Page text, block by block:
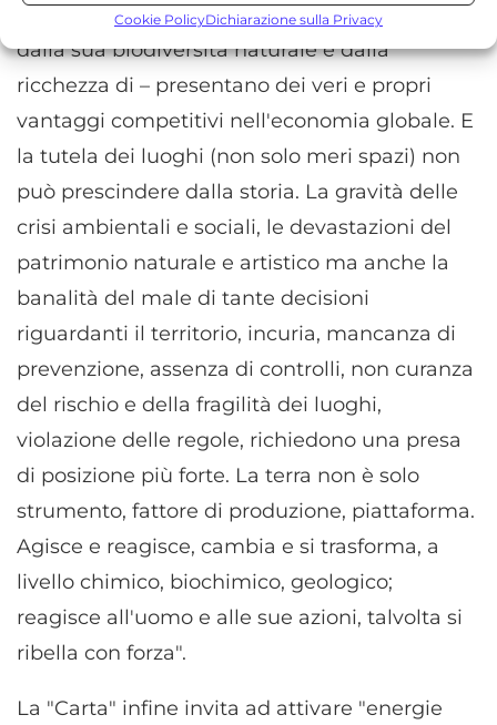
prestazioni degli annunci, Misurare le prestazioni dei contenuti,
combinazione di dati provenienti da fonti diverse.
Marketing
Archiviare informazioni su dispositivo e/o accedervi, Utilizzare
dati limitati per la selezione della pubblicità, Creare profili per la
pubblicità personalizzata, Utilizzare profili per la selezione di
pubblicità personalizzata, Creare profili per la personalizzazione
dei contenuti, Utilizzare profili per la selezione di contenuti
limitati per la selezione dei contenuti.
Funzionalità Sempre attivo
Abbinare e combinare dati provenienti da altre
fonti di dati, Collegare diversi dispositivi,
Identificare i dispositivi in base alle informazioni
trasmesse automaticamente.
Utilizzare dati di geolocalizzazione precisi,
Riconoscere i dispositivi in base a informazioni
richieste attivamente.
Garantire la sicurezza, prevenire e
rilevare frodi, correggere errori, Erogare
Salvare e comunicare le scelte sulla
Cookie PolicyDichiarazione sulla Privacy
territorio. La ricchezza del nostro paese è data
dalla sua biodiversità naturale e dalla
ricchezza di – presentano dei veri e propri
vantaggi competitivi nell'economia globale. E
la tutela dei luoghi (non solo meri spazi) non
può prescindere dalla storia. La gravità delle
crisi ambientali e sociali, le devastazioni del
patrimonio naturale e artistico ma anche la
banalità del male di tante decisioni
riguardanti il territorio, incuria, mancanza di
prevenzione, assenza di controlli, non curanza
del rischio e della fragilità dei luoghi,
violazione delle regole, richiedono una presa
di posizione più forte. La terra non è solo
strumento, fattore di produzione, piattaforma.
Agisce e reagisce, cambia e si trasforma, a
livello chimico, biochimico, geologico;
reagisce all'uomo e alle sue azioni, talvolta si
ribella con forza".
La "Carta" infine invita ad attivare "energie